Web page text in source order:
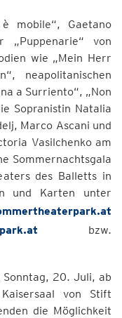
mobile“, Gaetano
„Puppenarie“ von
wie „Mein Herr
neapolitanischen
a Surriento“, „Non
Sopranistin Natalia
Marco Ascani und
Vasilchenko am
Sommernachtsgala
des Balletts in
und Karten unter
bzw.
Sonntag, 20. Juli, ab
von Stift
die Möglichkeit